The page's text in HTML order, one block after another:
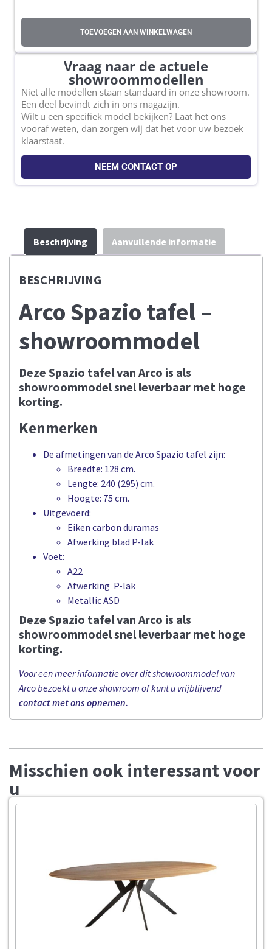
TOEVOEGEN AAN WINKELWAGEN
Vraag naar de actuele
showroommodellen
Niet alle modellen staan standaard in onze showroom.
Een deel bevindt zich in ons magazijn.
Wilt u een specifiek model bekijken? Laat het ons
vooraf weten, dan zorgen wij dat het voor uw bezoek
klaarstaat.
NEEM CONTACT OP
Beschrijving Aanvullende informatie
BESCHRIJVING
Arco Spazio tafel –
showroommodel
Deze Spazio tafel van Arco is als
showroommodel snel leverbaar met hoge
korting.
Kenmerken
De afmetingen van de Arco Spazio tafel zijn:
Breedte: 128 cm.
Lengte: 240 (295) cm.
Hoogte: 75 cm.
Uitgevoerd:
Eiken carbon duramas
Afwerking blad P-lak
Voet:
A22
Afwerking P-lak
Metallic ASD
Deze Spazio tafel van Arco is als
showroommodel snel leverbaar met hoge
korting.
Voor een meer informatie over dit showroommodel van
Arco bezoekt u onze showroom of kunt u vrijblijvend
contact met ons opnemen.
Misschien ook interessant voor
u